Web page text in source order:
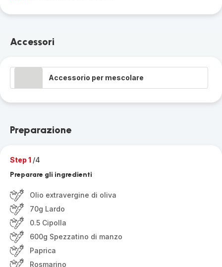
Accessori
Accessorio per mescolare
Preparazione
Step 1 /4
Preparare gli ingredienti
Olio extravergine di oliva
70g Lardo
0.5 Cipolla
600g Spezzatino di manzo
Paprica
Rosmarino